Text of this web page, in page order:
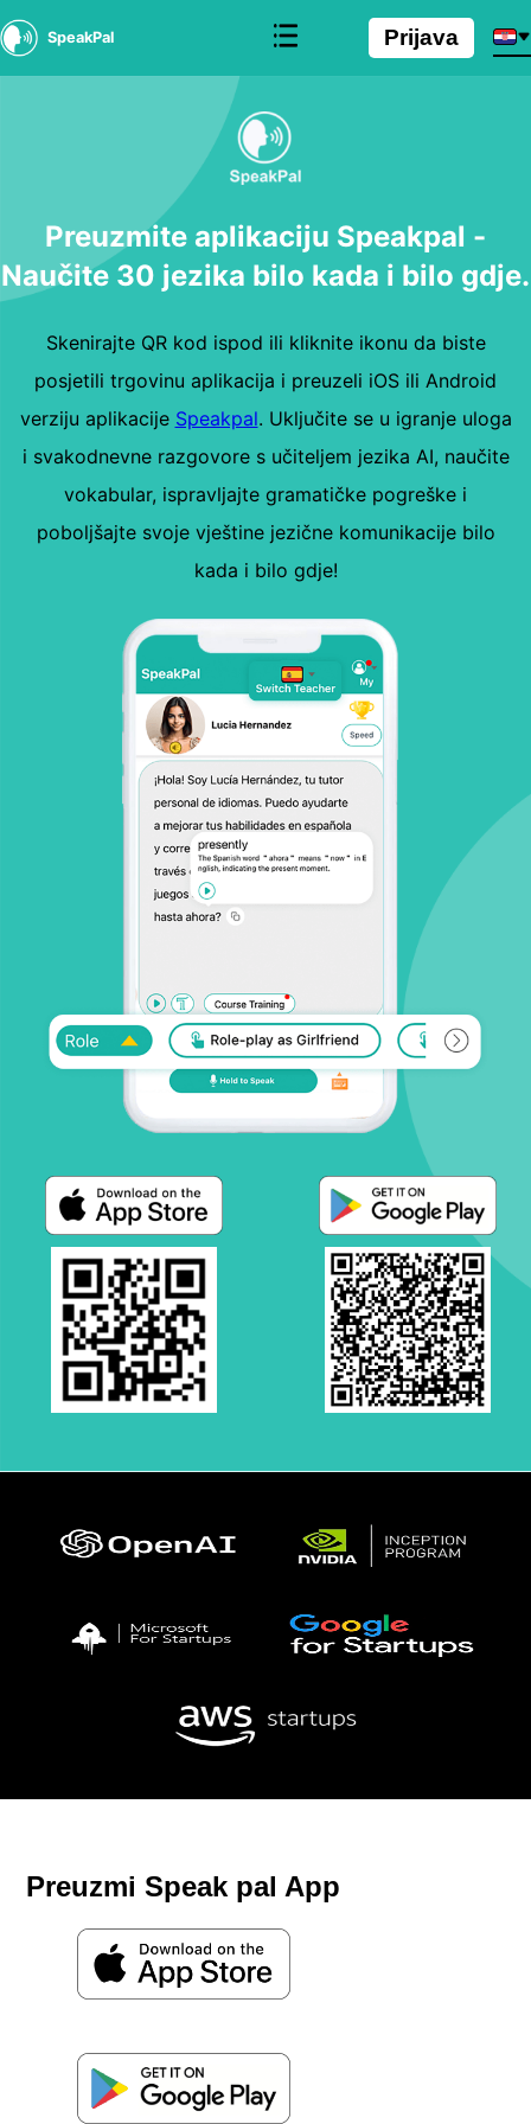
SpeakPal Prijava
Preuzmite aplikaciju Speakpal -
Naučite 30 jezika bilo kada i bilo gdje.
Skenirajte QR kod ispod ili kliknite ikonu da biste
posjetili trgovinu aplikacija i preuzeli iOS ili Android
verziju aplikacije Speakpal. Uključite se u igranje uloga
i svakodnevne razgovore s učiteljem jezika AI, naučite
vokabular, ispravljajte gramatičke pogreške i
poboljšajte svoje vještine jezične komunikacije bilo
kada i bilo gdje!
Preuzmi Speak pal App